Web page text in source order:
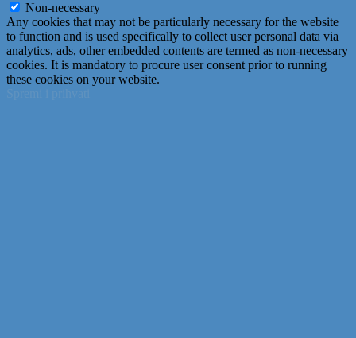
Non-necessary
Any cookies that may not be particularly necessary for the website
to function and is used specifically to collect user personal data via
analytics, ads, other embedded contents are termed as non-necessary
cookies. It is mandatory to procure user consent prior to running
these cookies on your website.